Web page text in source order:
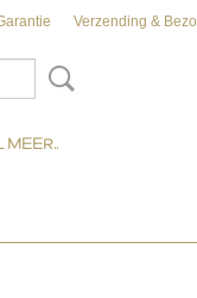
Verzending &